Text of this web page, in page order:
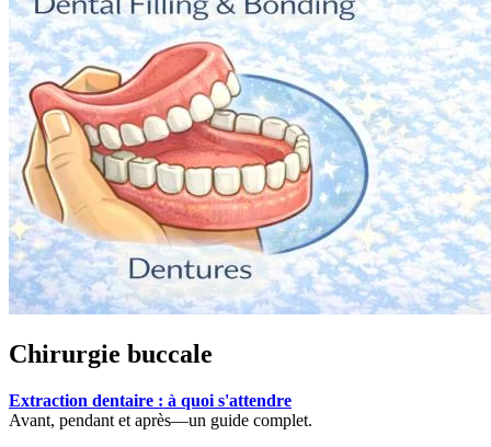
Chirurgie buccale
Extraction dentaire : à quoi s'attendre
Avant, pendant et après—un guide complet.